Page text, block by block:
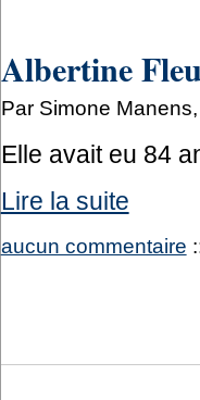
Albertine
Par Simone
Elle avait eu 84
Lire la suite
aucun commentaire